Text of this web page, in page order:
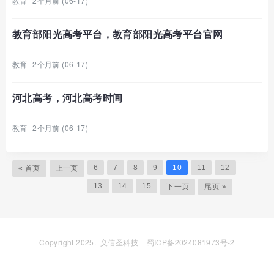
教育部阳光高考平台，教育部阳光高考平台官网
教育 2个月前 (06-17)
河北高考，河北高考时间
教育 2个月前 (06-17)
« 首页 上一页 6 7 8 9 10 11 12
13 14 15 下一页 尾页 »
Copyright 2025. 义信圣科技 蜀ICP备2024081973号-2